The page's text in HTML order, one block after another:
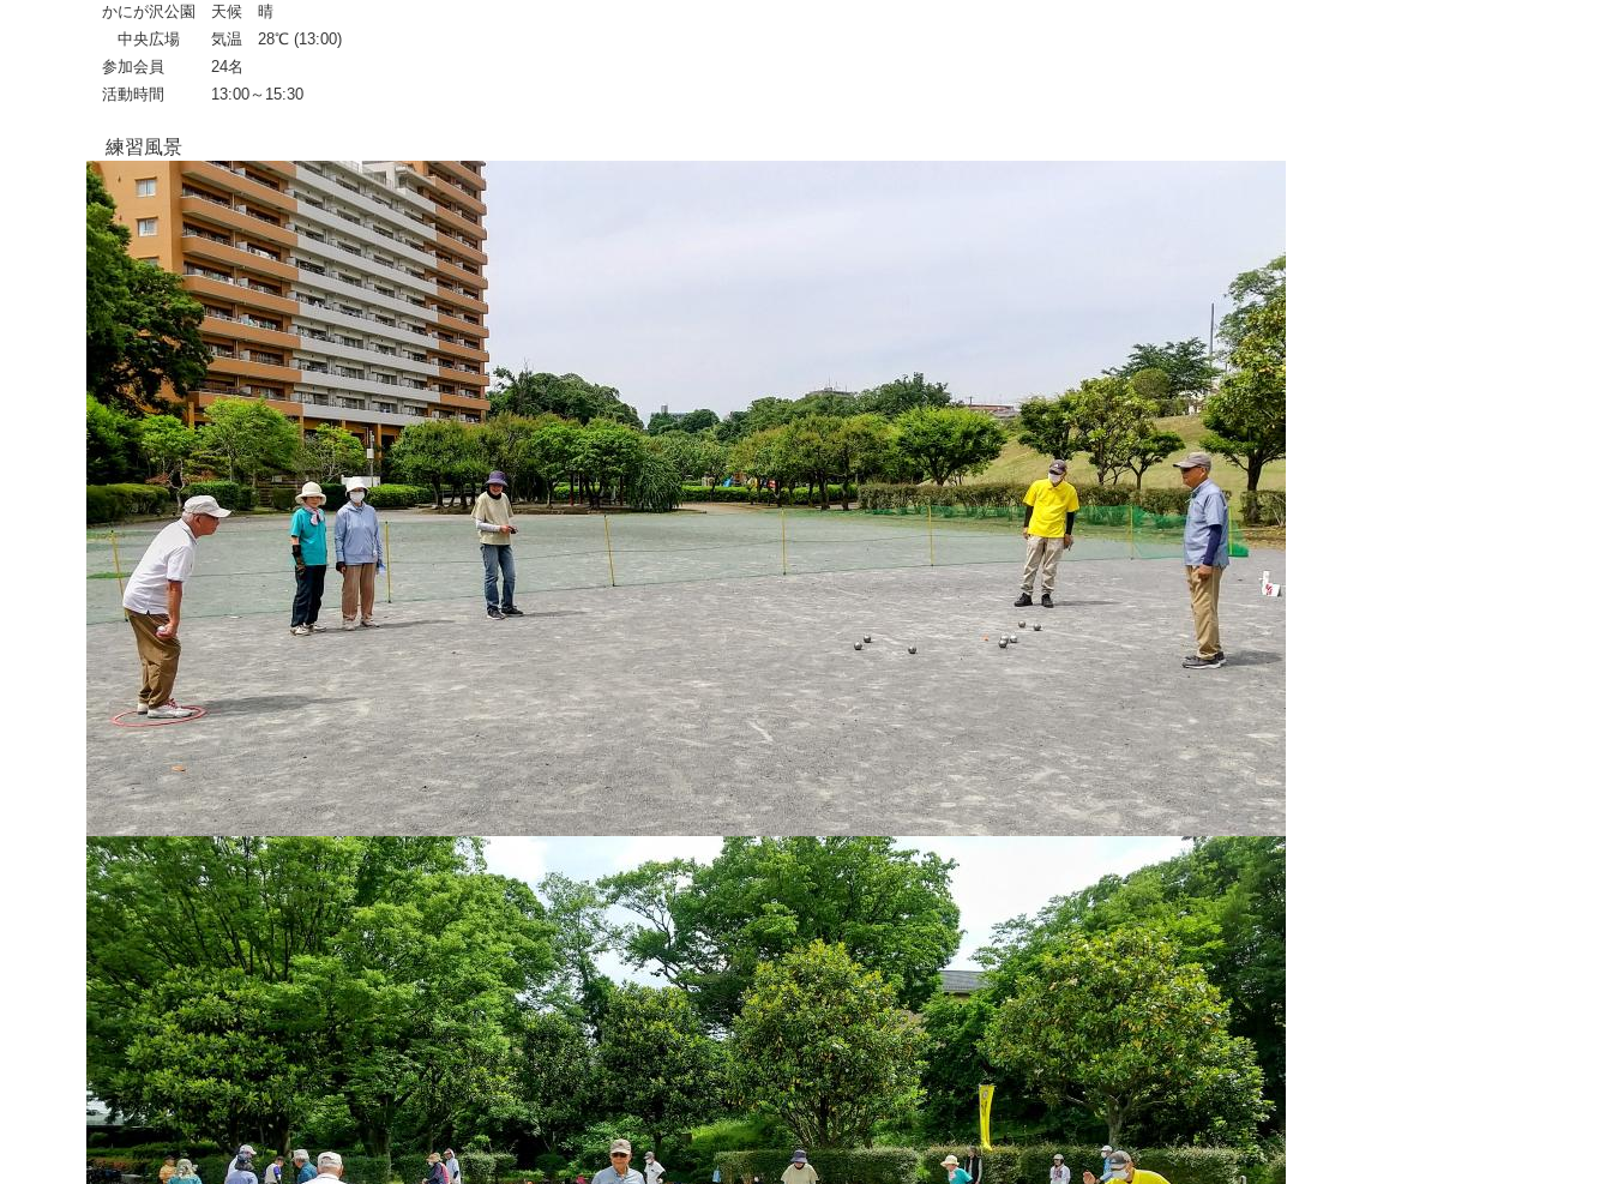
かにが沢公園 天候 晴
中央広場 気温 28℃ (13:00)
参加会員 24名
活動時間 13:00～15:30
練習風景